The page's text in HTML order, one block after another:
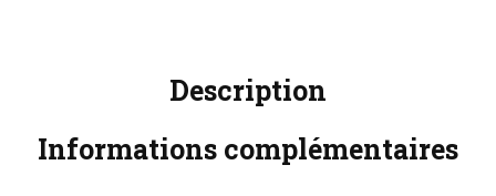
Description
Informations complémentaires